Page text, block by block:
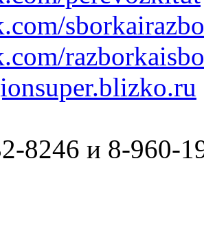
8246 и 8-960-